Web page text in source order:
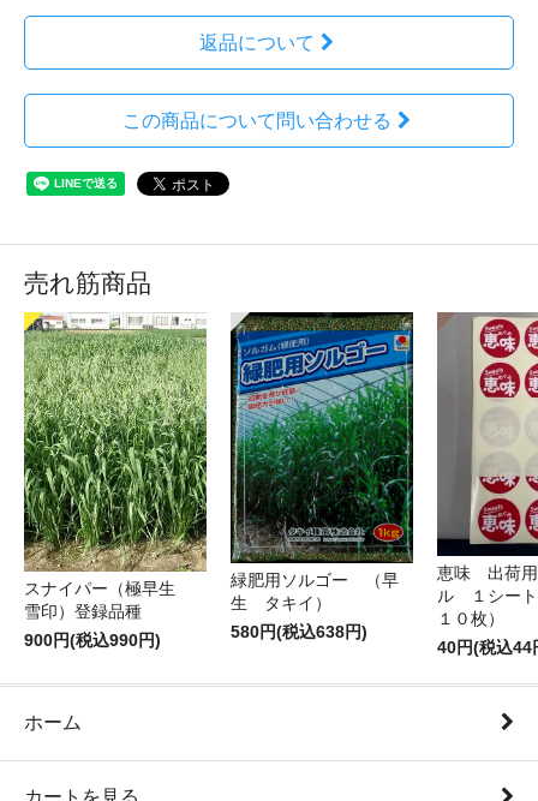
返品について
この商品について問い合わせる
売れ筋商品
スナイパー（極早生
雪印）登録品種
900円(税込990円)
緑肥用ソルゴー （早
生 タキイ）
580円(税込638円)
恵味 出荷
ル １シート
１０枚）
40円(税込44
ホーム
カートを見る